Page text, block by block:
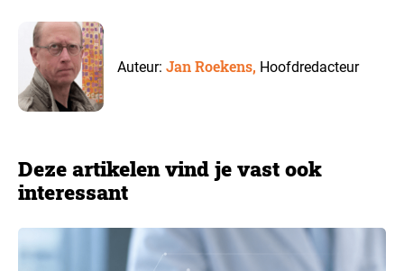
Auteur:Jan Roekens, Hoofdredacteur
Deze artikelen vind je vast ook
interessant